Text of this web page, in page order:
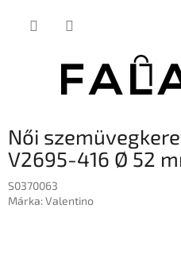
Női
V2695-416 Ø 52
S0370063
Márka:Valentino